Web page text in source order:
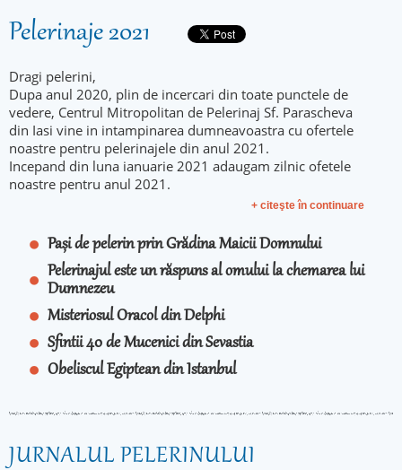
Pelerinaje 2021
Dragi pelerini,
Dupa anul 2020, plin de incercari din toate punctele de
vedere, Centrul Mitropolitan de Pelerinaj Sf. Parascheva
din Iasi vine in intampinarea dumneavoastra cu ofertele
noastre pentru pelerinajele din anul 2021.
Incepand din luna ianuarie 2021 adaugam zilnic ofetele
noastre pentru anul 2021.
+ citeşte în continuare
Pași de pelerin prin Grădina Maicii Domnului
Pelerinajul este un răspuns al omului la chemarea lui
Dumnezeu
Misteriosul Oracol din Delphi
Sfintii 40 de Mucenici din Sevastia
Obeliscul Egiptean din Istanbul
JURNALUL PELERINULUI